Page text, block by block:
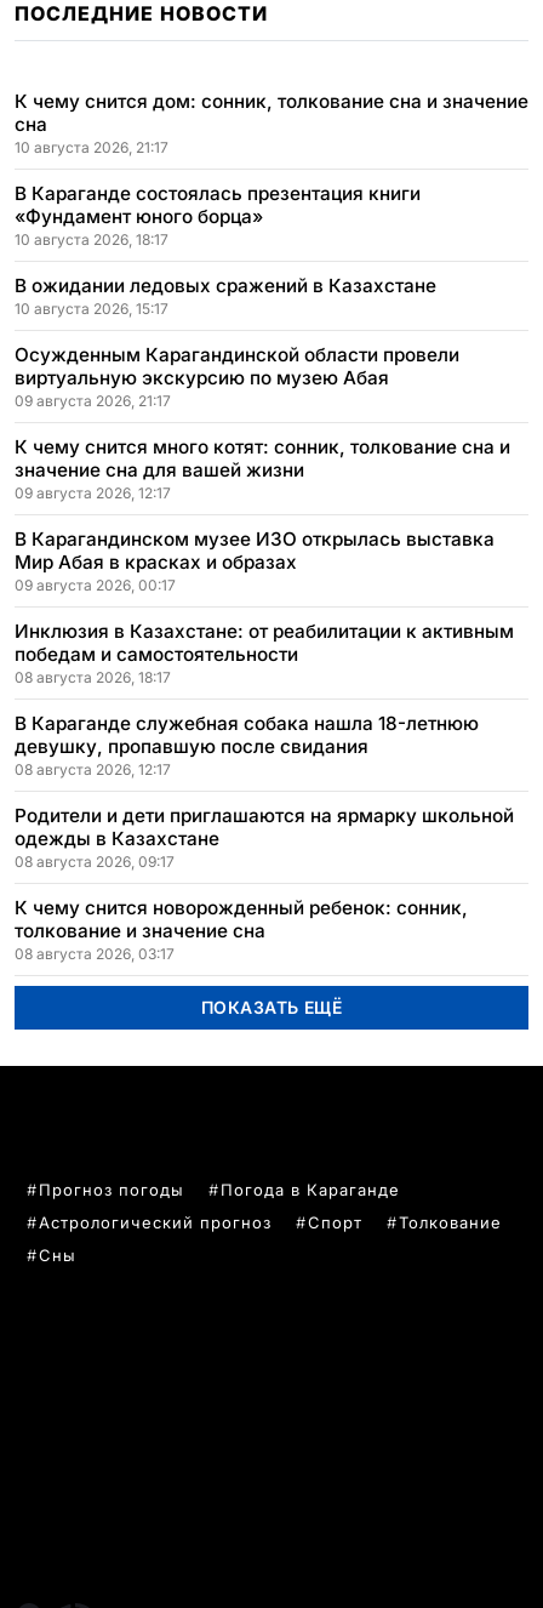
ПОСЛЕДНИЕ НОВОСТИ
К чему снится дом: сонник, толкование сна и значение
сна
10 августа 2026, 21:17
В Караганде состоялась презентация книги
«Фундамент юного борца»
10 августа 2026, 18:17
В ожидании ледовых сражений в Казахстане
10 августа 2026, 15:17
Осужденным Карагандинской области провели
виртуальную экскурсию по музею Абая
09 августа 2026, 21:17
К чему снится много котят: сонник, толкование сна и
значение сна для вашей жизни
09 августа 2026, 12:17
В Карагандинском музее ИЗО открылась выставка
Мир Абая в красках и образах
09 августа 2026, 00:17
Инклюзия в Казахстане: от реабилитации к активным
победам и самостоятельности
08 августа 2026, 18:17
В Караганде служебная собака нашла 18-летнюю
девушку, пропавшую после свидания
08 августа 2026, 12:17
Родители и дети приглашаются на ярмарку школьной
одежды в Казахстане
08 августа 2026, 09:17
К чему снится новорожденный ребенок: сонник,
толкование и значение сна
08 августа 2026, 03:17
ПОКАЗАТЬ ЕЩЁ
Прогноз погоды
Погода в Караганде
Астрологический прогноз
Спорт
Толкование
Сны